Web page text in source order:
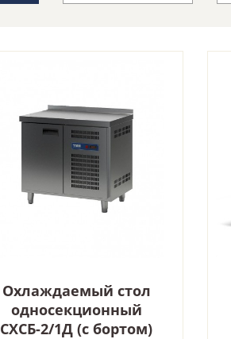
Охлаждаемый стол
односекционный
СХСБ-2/1Д (с бортом)